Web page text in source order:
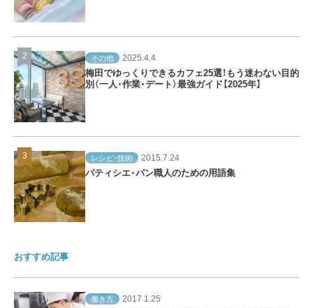
その他 2025.4.4
梅田でゆっくりできるカフェ25選！もう迷わない目的
別（一人・作業・デート）最強ガイド【2025年】
レシピ・技術 2015.7.24
パティシエ・パン職人のための用語集
おすすめ記事
働き方 2017.1.25